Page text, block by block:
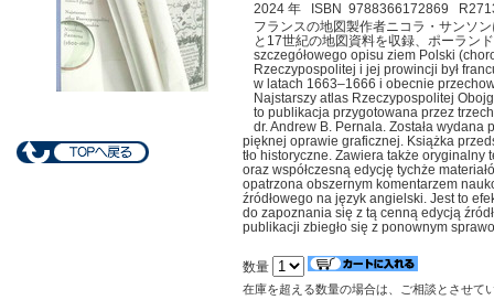
2024 年 ISBN 9788366172869
フランスの地図製作者ニコラ・サンソ
と17世紀の地図資料を収録、ポーラン
szczegółowego opisu ziem Polski
Rzeczypospolitej i jej prowincji był
w latach 1663–1666 i obecnie
Najstarszy atlas Rzeczypospolitej
to publikacja przygotowana przez
dr. Andrew B. Pernala. Została wydana
pięknej oprawie graficznej. Książka
tło historyczne. Zawiera także
oraz współczesną edycję tychże
opatrzona obszernym komentarzem
źródłowego na język angielski. Jest to
do zapoznania się z tą cenną edycją
publikacji zbiegło się z ponownym
数量
在庫を超える数量の場合は、ご相談とさせて